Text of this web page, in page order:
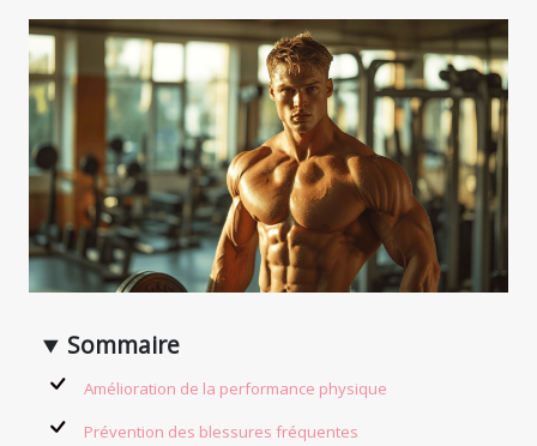
Sommaire
Amélioration de la performance physique
Prévention des blessures fréquentes